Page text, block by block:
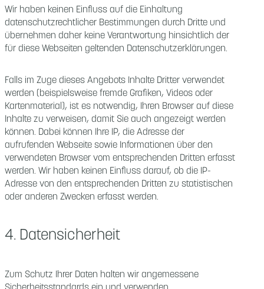
Wir haben keinen Einfluss auf die Einhaltung
datenschutzrechtlicher Bestimmungen durch Dritte und
übernehmen daher keine Verantwortung hinsichtlich der
für diese Webseiten geltenden Datenschutzerklärungen.
Falls im Zuge dieses Angebots Inhalte Dritter verwendet
werden (beispielsweise fremde Grafiken, Videos oder
Kartenmaterial), ist es notwendig, Ihren Browser auf diese
Inhalte zu verweisen, damit Sie auch angezeigt werden
können. Dabei können Ihre IP, die Adresse der
aufrufenden Webseite sowie Informationen über den
verwendeten Browser vom entsprechenden Dritten erfasst
werden. Wir haben keinen Einfluss darauf, ob die IP-
Adresse von den entsprechenden Dritten zu statistischen
oder anderen Zwecken erfasst werden.
4. Datensicherheit
Zum Schutz Ihrer Daten halten wir angemessene
Sicherheitsstandards ein und verwenden